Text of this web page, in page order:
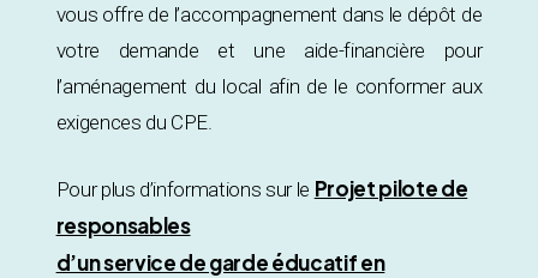
vous offre de l’accompagnement dans le dépôt de
votre demande et une aide-financière pour
l’aménagement du local afin de le conformer aux
exigences du CPE.
Pour plus d’informations sur le Projet pilote de
responsables
d’un service de garde éducatif en